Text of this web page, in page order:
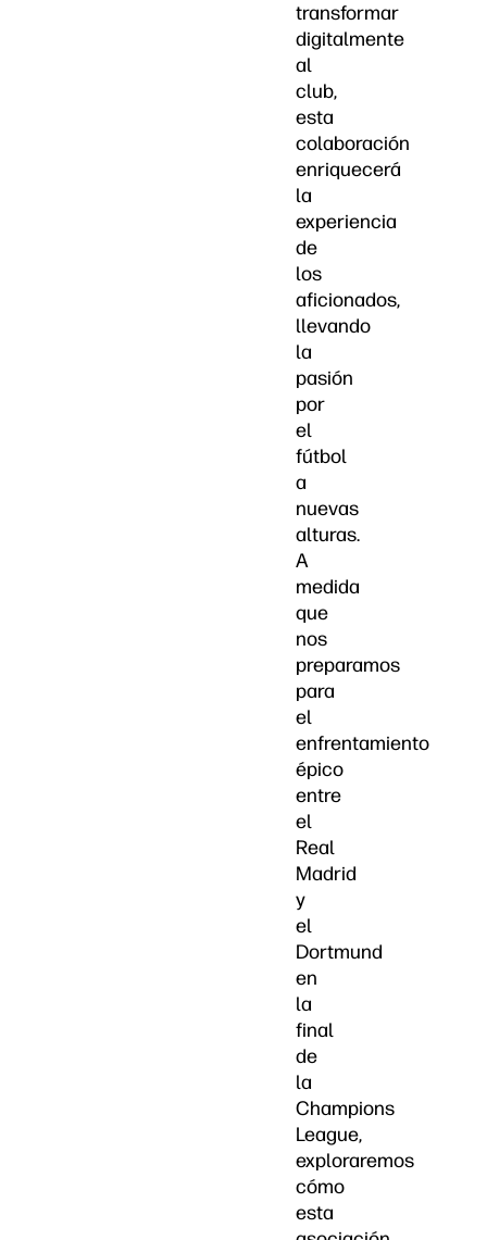
transformar
digitalmente
al
club,
esta
colaboración
enriquecerá
la
experiencia
de
los
aficionados,
llevando
la
pasión
por
el
fútbol
a
nuevas
alturas.
A
medida
que
nos
preparamos
para
el
enfrentamiento
épico
entre
el
Real
Madrid
y
el
Dortmund
en
la
final
de
la
Champions
League,
exploraremos
cómo
esta